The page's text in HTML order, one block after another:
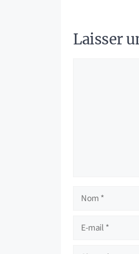
Laisser
Nom
Site